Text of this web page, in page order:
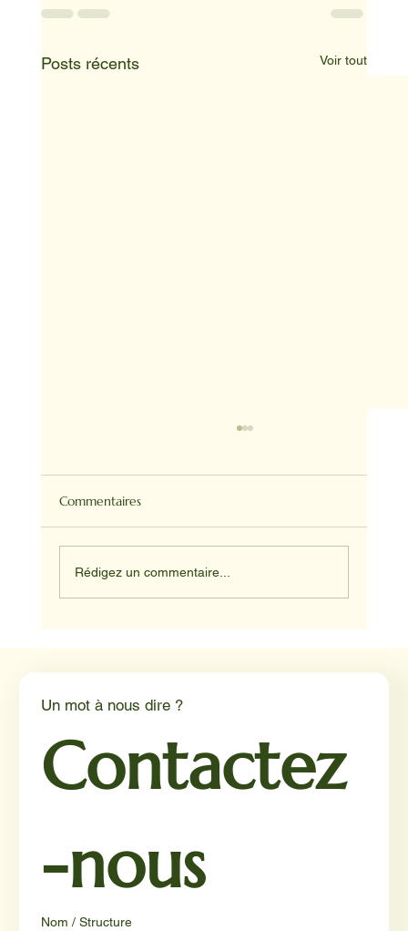
Posts récents Voir tout
Commentaires
Rédigez un commentaire...
Un mot à nous dire ?
Contactez
-nous
Nom / Structure